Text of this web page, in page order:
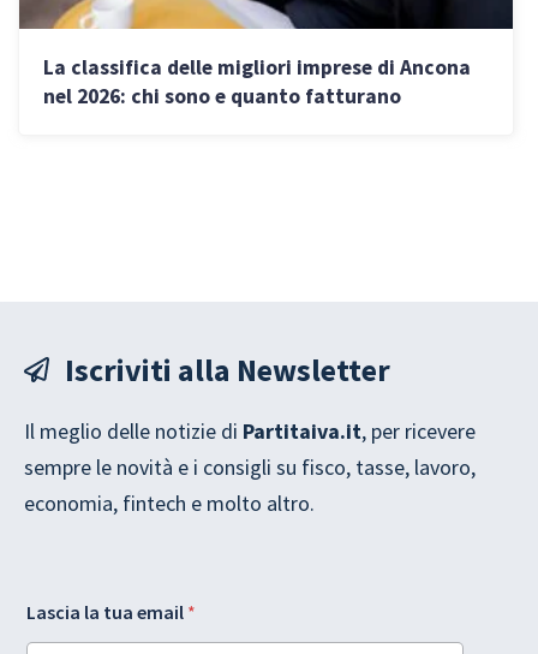
La classifica delle migliori imprese di Ancona
nel 2026: chi sono e quanto fatturano
Iscriviti alla Newsletter
Il meglio delle notizie di Partitaiva.it, per ricevere
sempre le novità e i consigli su fisco, tasse, lavoro,
economia, fintech e molto altro.
c
c
Lascia la tua email *